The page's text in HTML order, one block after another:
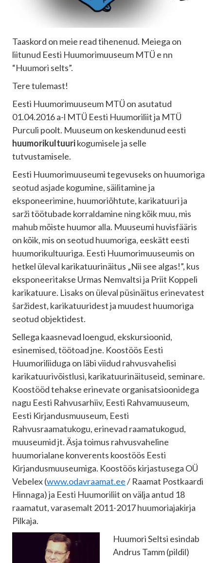
Taaskord on meie read tihenenud. Meiega on
liitunud Eesti Huumorimuuseum MTÜ e nn
“Huumori selts”.
Tere tulemast!
Eesti Huumorimuuseum MTÜ on asutatud
01.04.2016 a-l MTÜ Eesti Huumoriliit ja MTÜ
Purculi poolt. Muuseum on keskendunud eesti
huumorikultuurikogumisele ja selle
tutvustamisele.
Eesti Huumorimuuseumi tegevuseks on huumoriga
seotud asjade kogumine, säilitamine ja
eksponeerimine, huumoriõhtute, karikatuuri ja
sarži töötubade korraldamine ning kõik muu, mis
mahub mõiste huumor alla. Muuseumi huvisfääris
on kõik, mis on seotud huumoriga, eeskätt eesti
huumorikultuuriga. Eesti Huumorimuuseumis on
hetkel üleval karikatuurinäitus „Nii see algas!”, kus
eksponeeritakse Urmas Nemvaltsi ja Priit Koppeli
karikatuure. Lisaks on üleval püsinäitus erinevatest
šaržidest, karikatuuridest ja muudest huumoriga
seotud objektidest.
Sellega kaasnevad loengud, ekskursioonid,
esinemised, töötoad jne. Koostöös Eesti
Huumoriliiduga on läbi viidud rahvusvahelisi
karikatuurivõistlusi, karikatuurinäituseid, seminare.
Koostööd tehakse erinevate organisatsioonidega
nagu Eesti Rahvusarhiiv, Eesti Rahvamuuseum,
Eesti Kirjandusmuuseum, Eesti
Rahvusraamatukogu, erinevad raamatukogud,
muuseumid jt. Äsja toimus rahvusvaheline
huumorialane konverents koostöös Eesti
Kirjandusmuuseumiga. Koostöös kirjastusega OÜ
Vebelex (www.odavraamat.ee/ Raamat Postkaardi
Hinnaga) ja Eesti Huumoriliit on välja antud 18
raamatut, varasemalt 2011-2017 huumoriajakirja
Pilkaja.
Huumori Seltsi esindab
Andrus Tamm (pildil)